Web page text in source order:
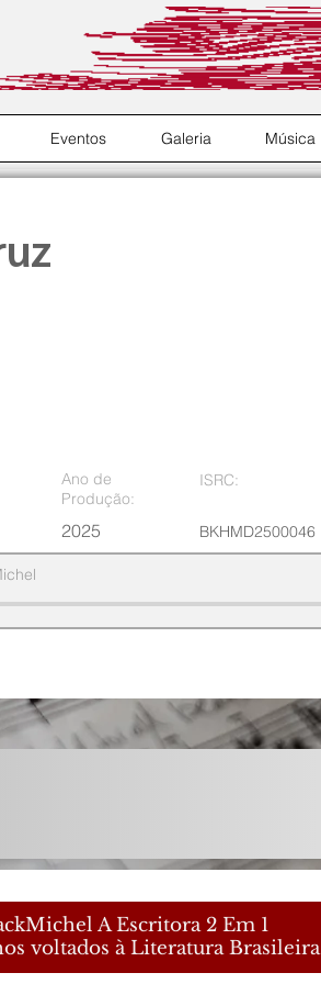
Eventos Galeria Música
Ano de
Produção:
ISRC:
2025 BKHMD2500046
A Escritora 2 Em 1
voltados à Literatura Brasileira